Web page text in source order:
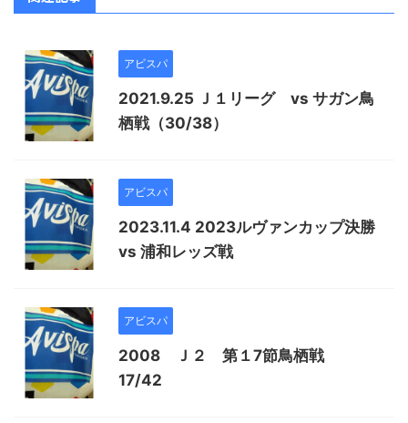
アビスパ
2021.9.25 Ｊ１リーグ vs サガン鳥
栖戦（30/38）
アビスパ
2023.11.4 2023ルヴァンカップ決勝
vs 浦和レッズ戦
アビスパ
2008 Ｊ２ 第１7節鳥栖戦
17/42